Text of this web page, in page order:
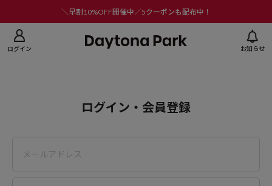
＼早割10%OFF開催中／5クーポンも配布中！
ログイン お知らせ
ログイン・会員登録